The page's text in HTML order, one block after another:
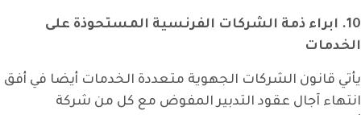
10. ابراء ذمة الشركات الفرنسية المستحوذة على
الخدمات
يأتي قانون الشركات الجهوية متعددة الخدمات أيضا في أفق
انتهاء آجال عقود التدبير المفوض مع كل من شركة